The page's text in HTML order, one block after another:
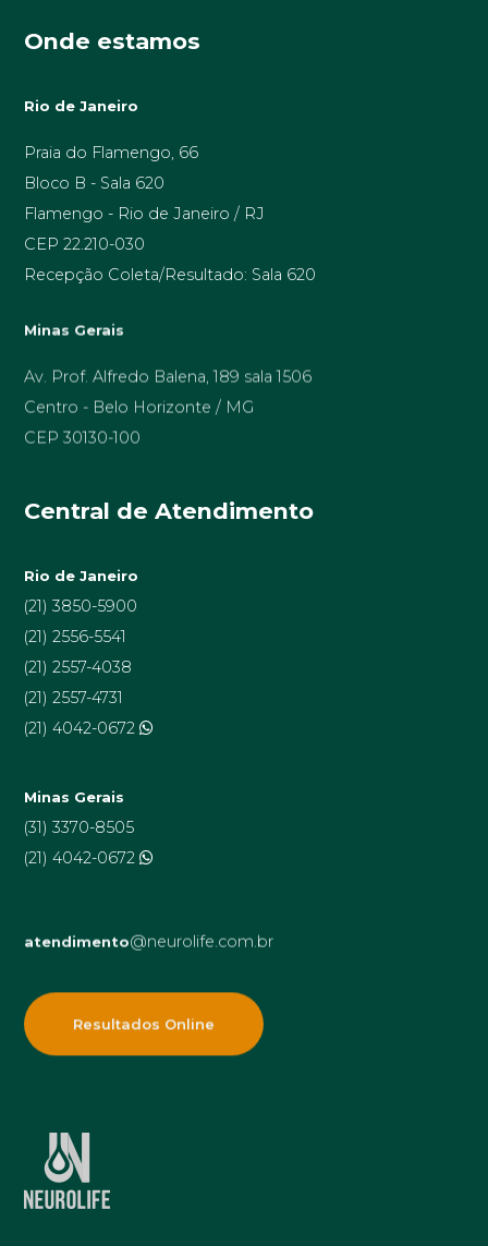
Onde estamos
Rio de Janeiro
Praia do Flamengo, 66
Bloco B - Sala 620
Flamengo - Rio de Janeiro / RJ
CEP 22.210-030
Recepção Coleta/Resultado: Sala 620
Minas Gerais
Av. Prof. Alfredo Balena, 189 sala 1506
Centro - Belo Horizonte / MG
CEP 30130-100
Central de Atendimento
Rio de Janeiro
(21) 3850-5900
(21) 2556-5541
(21) 2557-4038
(21) 2557-4731
(21) 4042-0672
Minas Gerais
(31) 3370-8505
(21) 4042-0672
atendimento@neurolife.com.br
Resultados Online